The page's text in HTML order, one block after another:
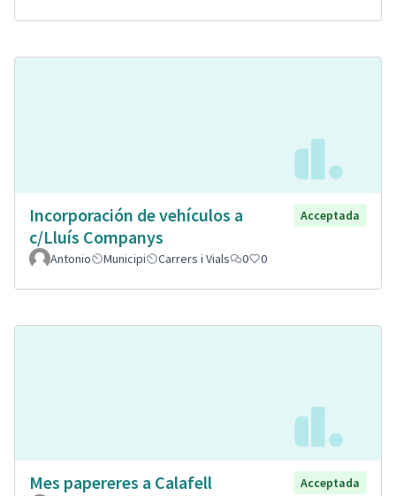
Incorporación de vehículos a
c/Lluís Companys
Acceptada
Antonio Municipi Carrers i Vials 0 0
Mes papereres a Calafell
Acceptada